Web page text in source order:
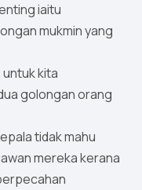
iaitu
mukmin yang
kita
golongan orang
tidak mahu
mereka kerana